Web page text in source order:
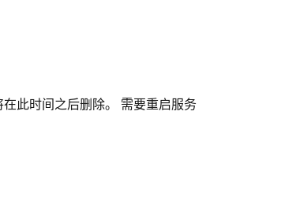
此时间之后删除。 需要重启服务